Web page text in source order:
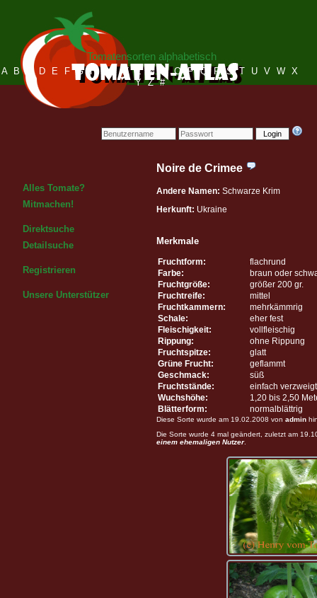
Login
Tomatensorten alphabetisch
A B C D E F G H I J K L M N O P Q R S T U V W X
Y Z #
Alles Tomate?
Mitmachen!
Direktsuche
Detailsuche
Registrieren
Unsere Unterstützer
Noire de Crimee
Andere Namen: Schwarze Krim
Herkunft: Ukraine
Merkmale
Fruchtform:
flachrund
Farbe:
braun oder
Fruchtgröße:
größer 200 gr.
Fruchtreife:
mittel
Fruchtkammern:
mehrkämmrig
Schale:
eher fest
Fleischigkeit:
vollfleischig
Rippung:
ohne Rippung
Fruchtspitze:
glatt
Grüne Frucht:
geflammt
Geschmack:
süß
Fruchtstände:
einfach verzweigt
Wuchshöhe:
1,20 bis 2,50
Blätterform:
normalblättrig
Diese Sorte wurde am 19.02.2008 von admin
Die Sorte wurde 4 mal geändert, zuletzt am
einem ehemaligen Nutzer.